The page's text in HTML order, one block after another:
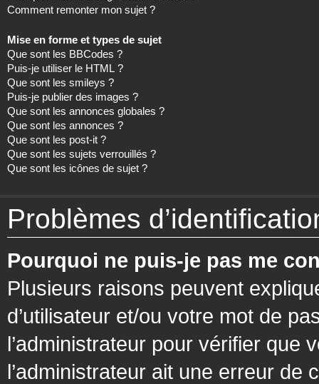
Comment remonter mon sujet ?
Mise en forme et types de sujet
Que sont les BBCodes ?
Puis-je utiliser le HTML ?
Que sont les smileys ?
Puis-je publier des images ?
Que sont les annonces globales ?
Que sont les annonces ?
Que sont les post-it ?
Que sont les sujets verrouillés ?
Que sont les icônes de sujet ?
Problèmes
Pourquoi ne puis-je pas me
Plusieurs raisons peuvent
d’utilisateur et/ou votre mot de
l’administrateur pour vérifier que
l’administrateur ait une erreur de